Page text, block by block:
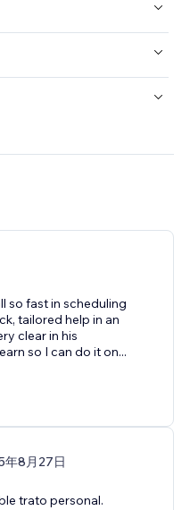
so fast in scheduling
tailored help in an
clear in his
so I can do it on...
年8月27日
trato personal.